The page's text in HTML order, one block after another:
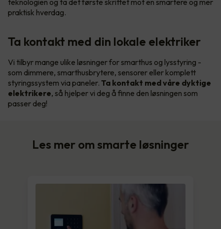
praktisk hverdag.
Ta kontakt med din lokale elektriker
Vi tilbyr mange ulike løsninger for smarthus og lysstyring -
som dimmere, smarthusbrytere, sensorer eller komplett
styringssystem via paneler. Ta kontakt med våre dyktige
elektrikere, så hjelper vi deg å finne den løsningen som
passer deg!
Les mer om smarte løsninger